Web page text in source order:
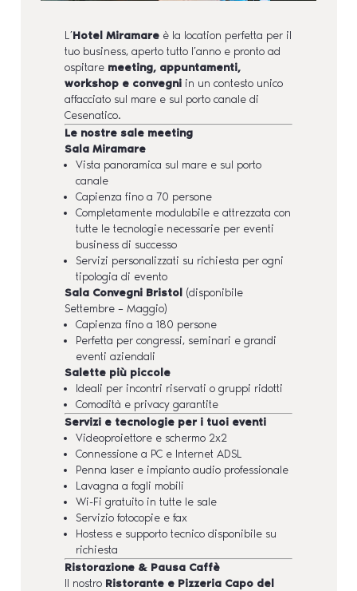
L’Hotel Miramareè la location perfetta per il
tuo business, aperto tutto l’anno e pronto ad
ospitare meeting, appuntamenti,
workshop e convegniin un contesto unico
affacciato sul mare e sul porto canale di
Cesenatico.
Le nostre sale meeting
Sala Miramare
Vista panoramica sul mare e sul porto
canale
Capienza fino a 70 persone
Completamente modulabile e attrezzata con
tutte le tecnologie necessarie per eventi
business di successo
Servizi personalizzati su richiesta per ogni
tipologia di evento
Sala Convegni Bristol(disponibile
Settembre – Maggio)
Capienza fino a 180 persone
Perfetta per congressi, seminari e grandi
eventi aziendali
Salette più piccole
Ideali per incontri riservati o gruppi ridotti
Comodità e privacy garantite
Servizi e tecnologie per i tuoi eventi
Videoproiettore e schermo 2x2
Connessione a PC e Internet ADSL
Penna laser e impianto audio professionale
Lavagna a fogli mobili
Wi-Fi gratuito in tutte le sale
Servizio fotocopie e fax
Hostess e supporto tecnico disponibile su
richiesta
Ristorazione & Pausa Caffè
Il nostro Ristorante e Pizzeria Capo del